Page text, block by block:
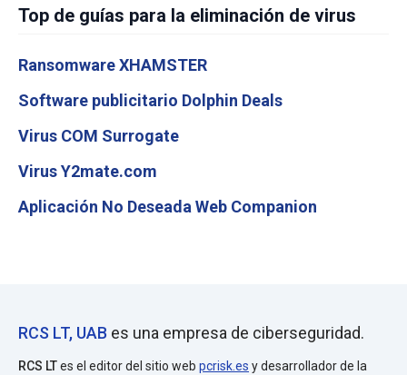
Top de guías para la eliminación de virus
Ransomware XHAMSTER
Software publicitario Dolphin Deals
Virus COM Surrogate
Virus Y2mate.com
Aplicación No Deseada Web Companion
RCS LT, UAB es una empresa de ciberseguridad.
RCS LTes el editor del sitio web pcrisk.es y desarrollador de la